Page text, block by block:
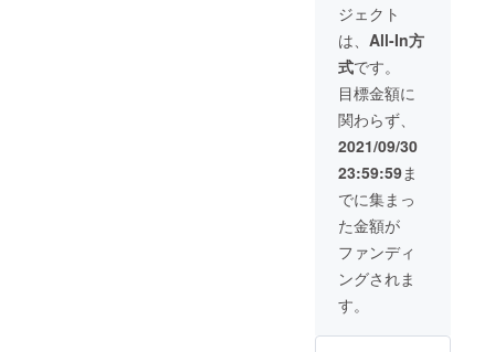
ジェクト
は、 All-In方
式です。
目標金額に
関わらず、
2021/09/30
23:59:59ま
でに集まっ
た金額が
ファンディ
ングされま
す。